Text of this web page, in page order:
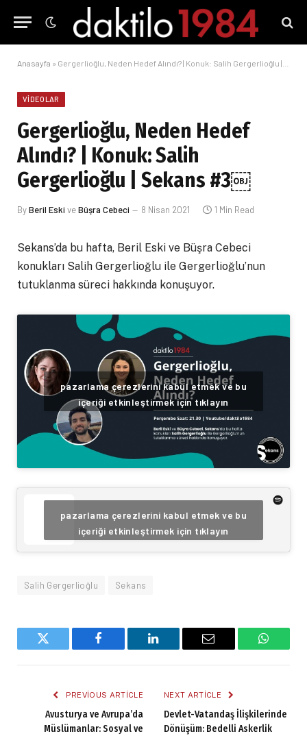
Anasayfa » Gergerlioğlu, Neden Hedef Alındı? | Konuk: Salih Gergerlioğlu | Sekans #3￼
VIDEOLAR
Gergerlioğlu, Neden Hedef
Alındı? | Konuk: Salih
Gergerlioğlu | Sekans #3￼
ByBeril Eski veBüşra Cebeci 8 Nisan 2021 1 Min Read
Sekans’da bu hafta, Beril Eski ve Büşra Cebeci
konukları Salih Gergerlioğlu ile Gergerlioğlu’nun
tutuklanma süreci hakkında konuşuyor.
pazarlama çerezlerini kabul etmek ve bu
içeriği etkinleştirmek için tıklayın
pazarlama çerezlerini kabul etmek ve bu
içeriği etkinleştirmek için tıklayın
Salih Gergerlioğlu Sekans
Twitter Facebook LinkedIn Email
PREVIOUS ARTICLE
Avusturya ve Avrupa’da
Müslümanlar: Sosyal ve
NEXT ARTICLE
Devlet-Vatandaş İlişkilerinde
Dönüşüm: Bedelli Askerlik